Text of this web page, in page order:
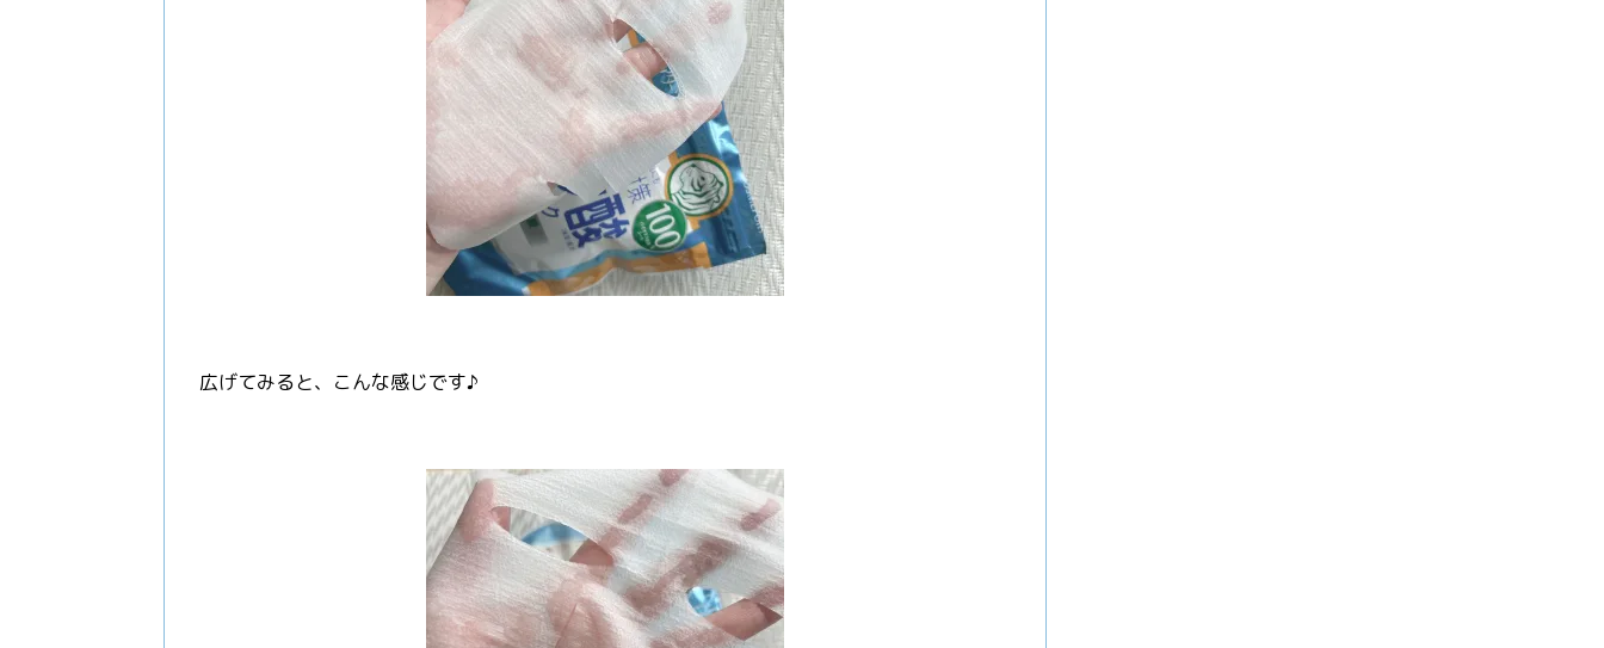
広げてみると、こんな感じです♪